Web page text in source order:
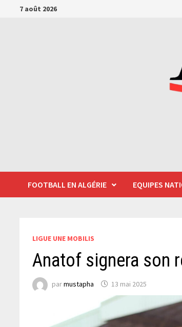
Passer7 août 2026
FOOTBALL EN ALGÉRIE EQUIPES
LIGUE UNE MOBILIS
Anatof signera son
parmustapha 13 mai 2025